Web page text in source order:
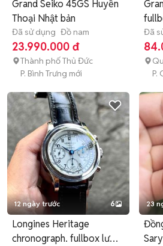
Grand Seiko 45GS Huyền
Thoại Nhật bản
Đã sử dụng Đồ nam
23.990.000 đ
Thành phố Thủ Đức
P. Bình Trưng mới
Đã
P.
12 ngày trước 6
Longines Heritage
chronograph. fullbox lướt
23